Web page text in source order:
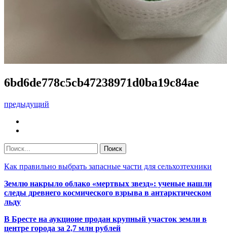
6bd6de778c5cb47238971d0ba19c84ae
предыдущий
Как правильно выбрать запасные части для сельхозтехники
Землю накрыло облако «мертвых звезд»: ученые нашли
следы древнего космического взрыва в антарктическом
льду
В Бресте на аукционе продан крупный участок земли в
центре города за 2,7 млн рублей